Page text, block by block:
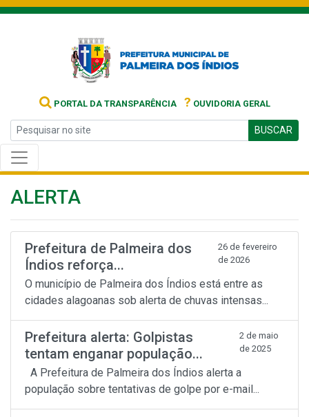
PORTAL DA TRANSPARÊNCIA ? OUVIDORIA GERAL
BUSCAR
ALERTA
Prefeitura de Palmeira dos
Índios reforça...
26 de fevereiro
de 2026
O município de Palmeira dos Índios está entre as
cidades alagoanas sob alerta de chuvas intensas...
Prefeitura alerta: Golpistas
tentam enganar população...
2 de maio
de 2025
A Prefeitura de Palmeira dos Índios alerta a
população sobre tentativas de golpe por e-mail...